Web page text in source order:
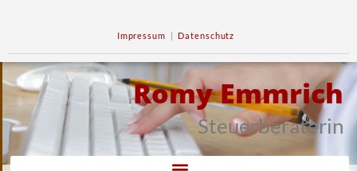
Impressum | Datenschutz
Romy Emmrich
Steuerberaterin